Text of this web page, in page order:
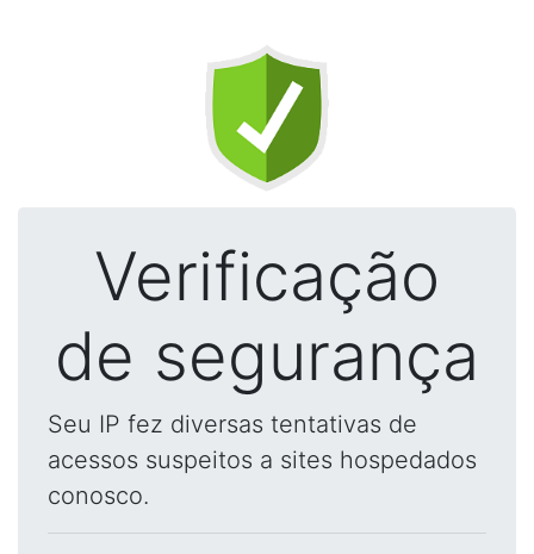
Verificação
de segurança
Seu IP fez diversas tentativas de
acessos suspeitos a sites hospedados
conosco.